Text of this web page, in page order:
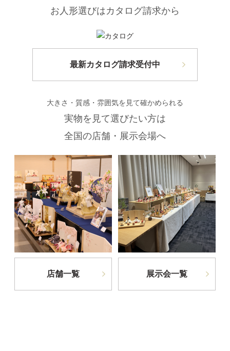
お人形選びはカタログ請求から
最新カタログ請求受付中
大きさ・質感・雰囲気を見て確かめられる
実物を見て選びたい方は
全国の店舗・展示会場へ
店舗一覧 展示会一覧